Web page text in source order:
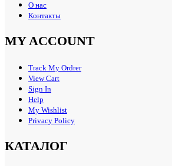
О нас
Контакты
MY ACCOUNT
Track My Ordrer
View Cart
Sign In
Help
My Wishlist
Privacy Policy
КАТАЛОГ